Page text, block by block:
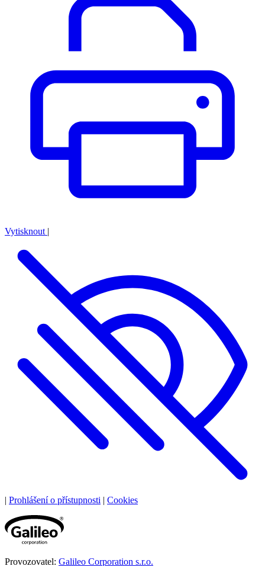
Vytisknout |
| Prohlášení o přístupnosti | Cookies
Provozovatel: Galileo Corporation s.r.o.